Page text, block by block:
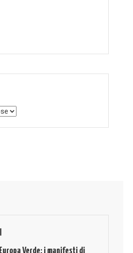
Europa Verde: i manifesti di